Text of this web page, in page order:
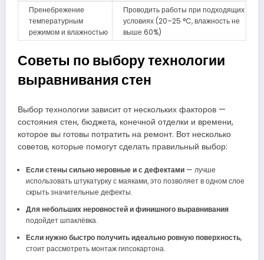
Пренебрежение
температурным
режимом и влажностью
Проводить работы при подходящих
условиях (20–25 °C, влажность не
выше 60%)
Советы по выбору технологии
выравнивания стен
Выбор технологии зависит от нескольких факторов —
состояния стен, бюджета, конечной отделки и времени,
которое вы готовы потратить на ремонт. Вот несколько
советов, которые помогут сделать правильный выбор:
Если стены сильно неровные и с дефектами— лучше
использовать штукатурку с маяками, это позволяет в одном слое
скрыть значительные дефекты.
Для небольших неровностей и финишного выравнивания
подойдет шпаклёвка.
Если нужно быстро получить идеально ровную поверхность,
стоит рассмотреть монтаж гипсокартона.